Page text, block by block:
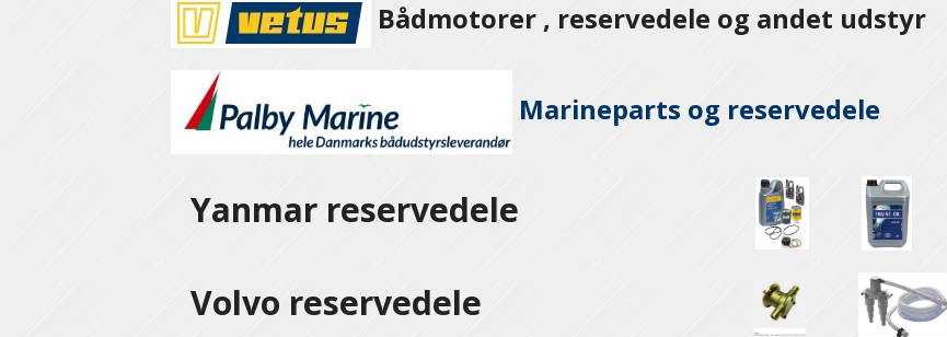
Bådmotorer , reservedele og andet udstyr
Marineparts og reservedele
Yanmar reservedele
Volvo reservedele